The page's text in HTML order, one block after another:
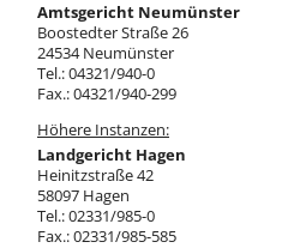
Amtsgericht Neumünster
Boostedter Straße 26
24534 Neumünster
Tel.: 04321/940-0
Fax.: 04321/940-299
Höhere Instanzen:
Landgericht Hagen
Heinitzstraße 42
58097 Hagen
Tel.: 02331/985-0
Fax.: 02331/985-585